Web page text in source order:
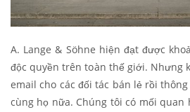
A. Lange & Söhne hiện đạt được
độc quyền trên toàn thế giới. Nhưng
email cho các đối tác bán lẻ rồi
cùng họ nữa. Chúng tôi có mối